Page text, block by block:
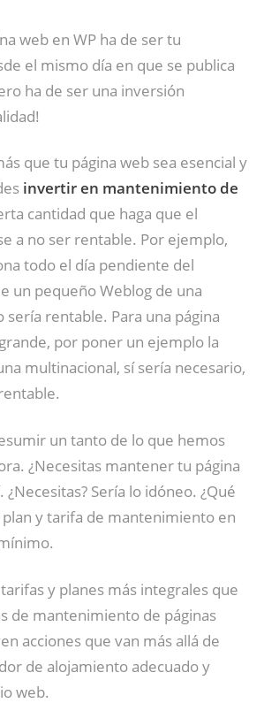
web en WP ha de ser tu
el mismo día en que se publica
ha de ser una inversión
que tu página web sea esencial y
invertir en mantenimiento de
cantidad que haga que el
a no ser rentable. Por ejemplo,
todo el día pendiente del
un pequeño Weblog de una
rentable. Para una página
por poner un ejemplo la
multinacional, sí sería necesario,
un tanto de lo que hemos
¿Necesitas mantener tu página
¿Necesitas? Sería lo idóneo. ¿Qué
y tarifa de mantenimiento en
y planes más integrales que
de mantenimiento de páginas
acciones que van más allá de
de alojamiento adecuado y
web.